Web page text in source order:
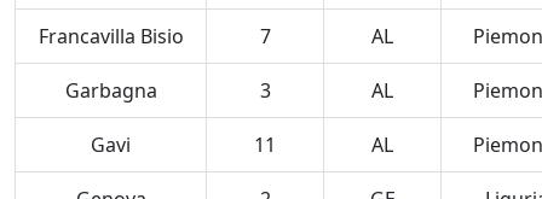
Francavilla Bisio 7 AL
Garbagna 3 AL
Gavi 11 AL